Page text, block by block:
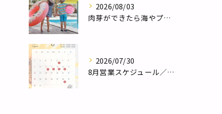
2026/08/03
肉芽ができたら海やプールは大丈夫？夏のレジャー前に知っておきたい注意点／巻き爪補正２４栃木フットケアセンター宇都宮店
2026/07/30
8月営業スケジュール／自律神経調整サロンHararie〜はらりえ〜